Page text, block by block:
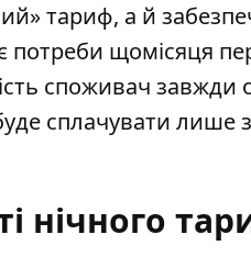
тариф, а й
щомісяця
споживач
сплачувати лише
нічного